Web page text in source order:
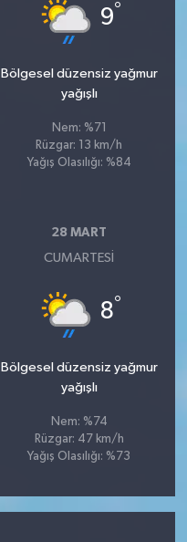
9°
Bölgesel düzensiz yağmur
yağışlı
Nem: %71
Rüzgar: 13 km/h
Yağış Olasılığı: %84
28 MART
CUMARTESI
8°
Bölgesel düzensiz yağmur
yağışlı
Nem: %74
Rüzgar: 47 km/h
Yağış Olasılığı: %73